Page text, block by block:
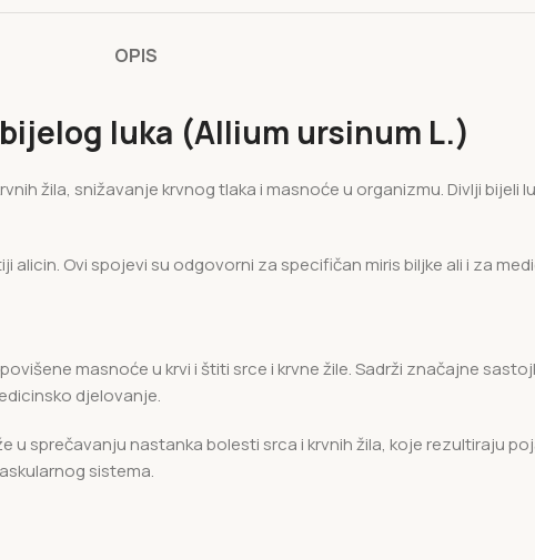
OPIS
luka (Allium ursinum L.)
žila, snižavanje krvnog tlaka i masnoće u organizmu. Divlji bijeli
Ovi spojevi su odgovorni za specifičan miris biljke ali i za
masnoće u krvi i štiti srce i krvne žile. Sadrži značajne
djelovanje.
u sprečavanju nastanka bolesti srca i krvnih žila, koje rezultiraju
sistema.